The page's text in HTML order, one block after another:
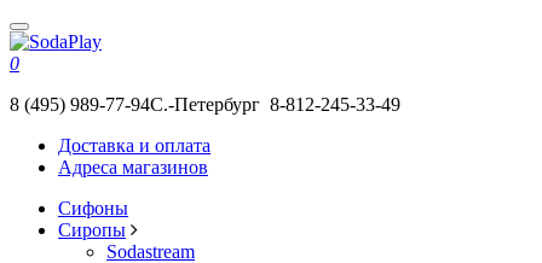
0
8 (495) 989-77-94С.-Петербург 8-812-245-33-49
Доставка и оплата
Адреса магазинов
Сифоны
Сиропы
Sodastream